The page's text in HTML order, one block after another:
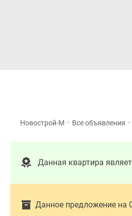
Новострой-М • Все объявления •
Данная квартира
Данное предложение на